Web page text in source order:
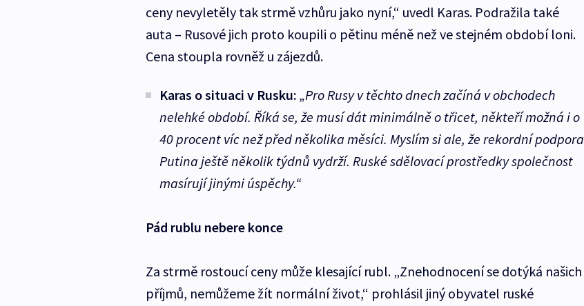
ceny nevyletěly tak strmě vzhůru jako nyní,“ uvedl Karas. Podražila také
auta – Rusové jich proto koupili o pětinu méně než ve stejném období loni.
Cena stoupla rovněž u zájezdů.
Karas o situaci v Rusku: „Pro Rusy v těchto dnech začíná v obchodech
nelehké období. Říká se, že musí dát minimálně o třicet, někteří možná i o
40 procent víc než před několika měsíci. Myslím si ale, že rekordní podpora
Putina ještě několik týdnů vydrží. Ruské sdělovací prostředky společnost
masírují jinými úspěchy.“
Pád rublu nebere konce
Za strmě rostoucí ceny může klesající rubl. „Znehodnocení se dotýká našich
příjmů, nemůžeme žít normální život,“ prohlásil jiný obyvatel ruské